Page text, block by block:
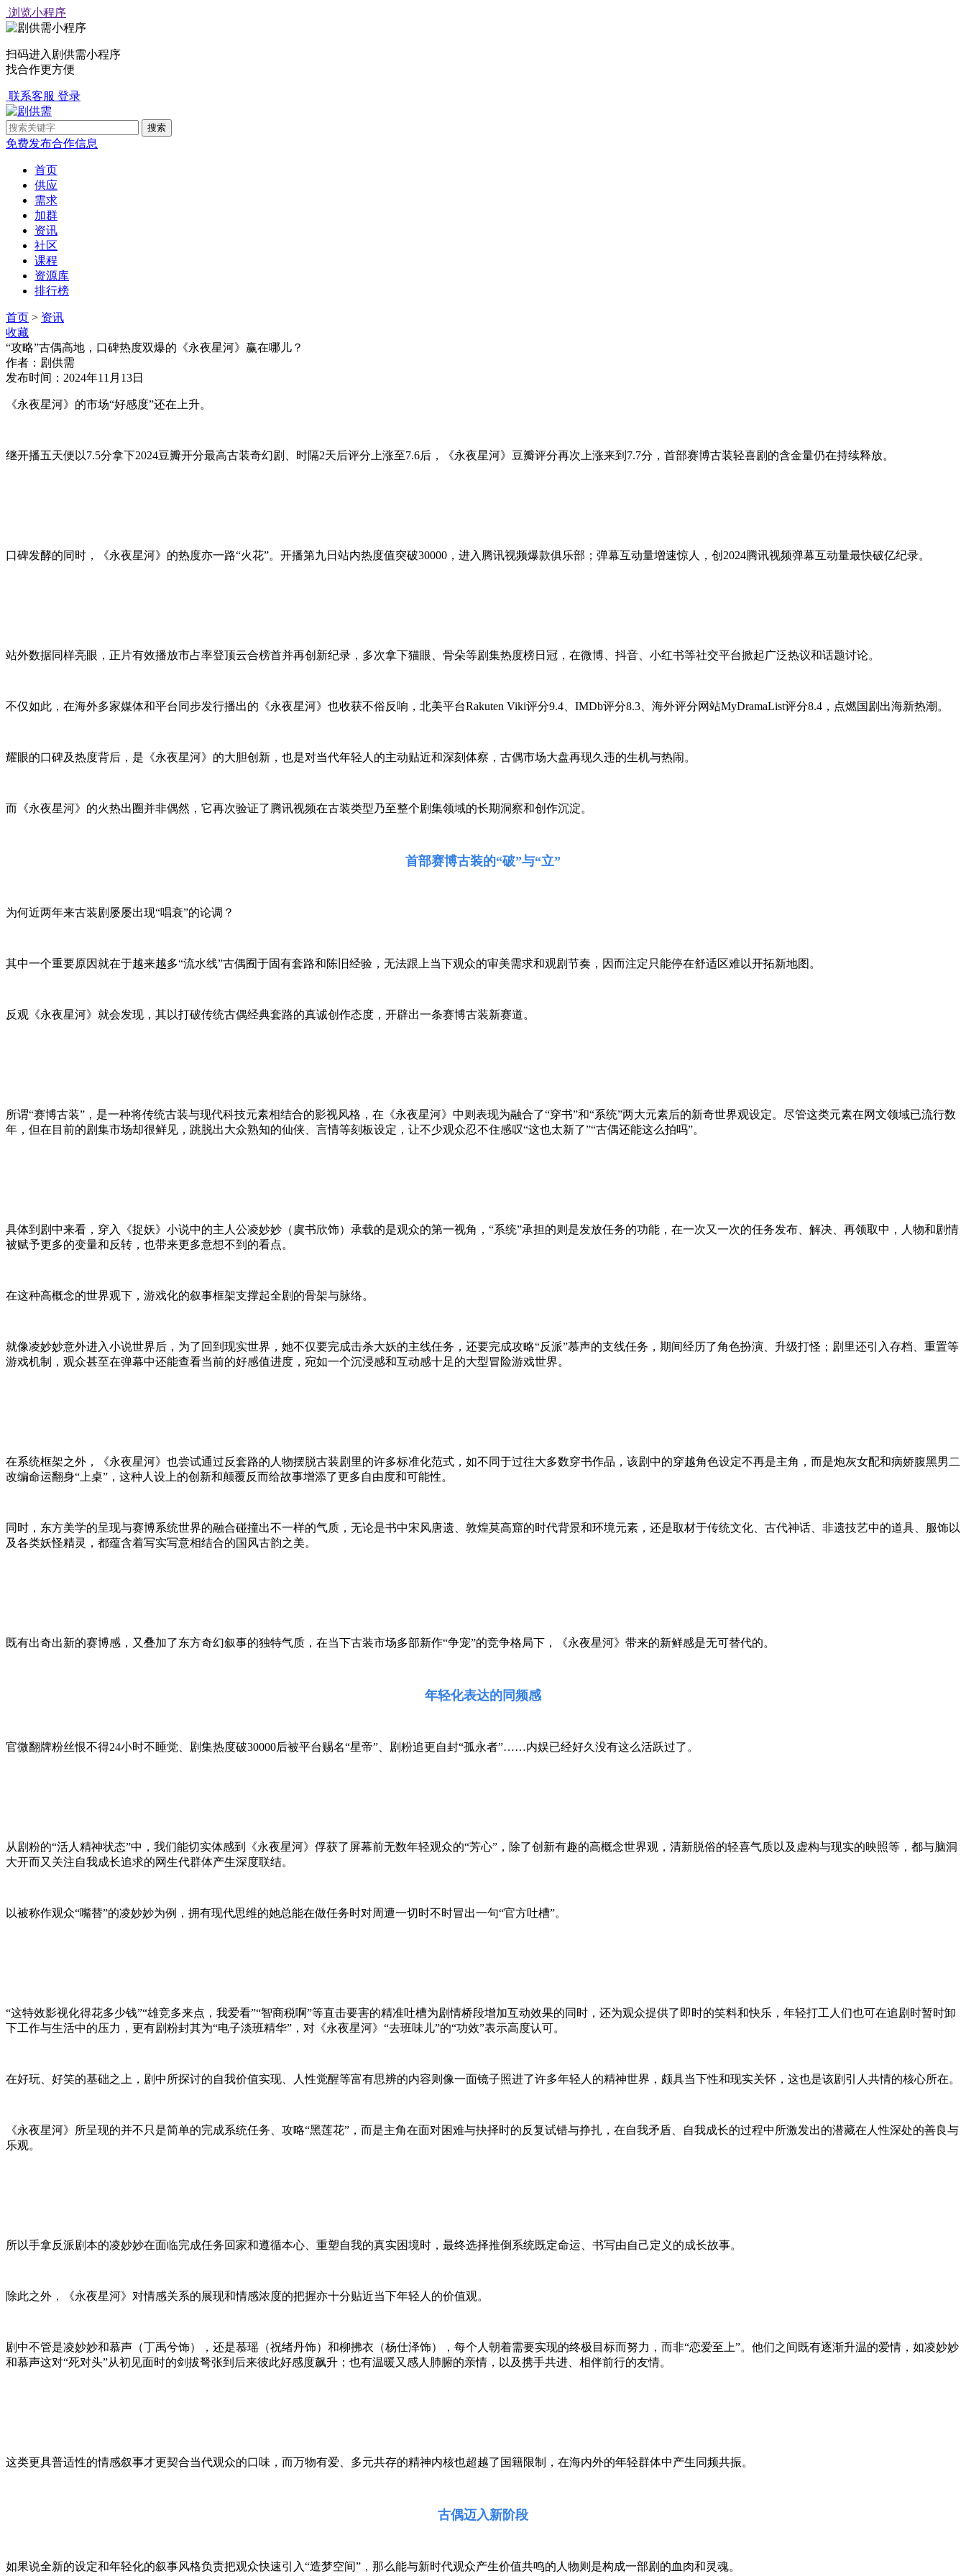
浏览小程序
扫码进入剧供需小程序
找合作更方便
联系客服 登录
免费发布合作信息
首页
供应
需求
加群
资讯
社区
课程
资源库
排行榜
首页 > 资讯
收藏
“攻略”古偶高地，口碑热度双爆的《永夜星河》赢在哪儿？
作者： 剧供需
发布时间： 2024年11月13日
《永夜星河》的市场“好感度”还在上升。
继开播五天便以7.5分拿下2024豆瓣开分最高古装奇幻剧、时隔2天后评分上涨至7.6后，《永夜星河》豆瓣评分再次上涨来到7.7分，首部赛博古装轻喜剧的含金量仍在持续释放。
口碑发酵的同时，《永夜星河》的热度亦一路“火花”。开播第九日站内热度值突破30000，进入腾讯视频爆款俱乐部；弹幕互动量增速惊人，创2024腾讯视频弹幕互动量最快破亿纪录。
站外数据同样亮眼，正片有效播放市占率登顶云合榜首并再创新纪录，多次拿下猫眼、骨朵等剧集热度榜日冠，在微博、抖音、小红书等社交平台掀起广泛热议和话题讨论。
不仅如此，在海外多家媒体和平台同步发行播出的《永夜星河》也收获不俗反响，北美平台Rakuten Viki评分9.4、IMDb评分8.3、海外评分网站MyDramaList评分8.4，点燃国剧出海新热潮。
耀眼的口碑及热度背后，是《永夜星河》的大胆创新，也是对当代年轻人的主动贴近和深刻体察，古偶市场大盘再现久违的生机与热闹。
而《永夜星河》的火热出圈并非偶然，它再次验证了腾讯视频在古装类型乃至整个剧集领域的长期洞察和创作沉淀。
首部赛博古装的“破”与“立”
为何近两年来古装剧屡屡出现“唱衰”的论调？
其中一个重要原因就在于越来越多“流水线”古偶囿于固有套路和陈旧经验，无法跟上当下观众的审美需求和观剧节奏，因而注定只能停在舒适区难以开拓新地图。
反观《永夜星河》就会发现，其以打破传统古偶经典套路的真诚创作态度，开辟出一条赛博古装新赛道。
所谓“赛博古装”，是一种将传统古装与现代科技元素相结合的影视风格，在《永夜星河》中则表现为融合了“穿书”和“系统”两大元素后的新奇世界观设定。尽管这类元素在网文领域已流行数
年，但在目前的剧集市场却很鲜见，跳脱出大众熟知的仙侠、言情等刻板设定，让不少观众忍不住感叹“这也太新了”“古偶还能这么拍吗”。
具体到剧中来看，穿入《捉妖》小说中的主人公凌妙妙（虞书欣饰）承载的是观众的第一视角，“系统”承担的则是发放任务的功能，在一次又一次的任务发布、解决、再领取中，人物和剧情
被赋予更多的变量和反转，也带来更多意想不到的看点。
在这种高概念的世界观下，游戏化的叙事框架支撑起全剧的骨架与脉络。
就像凌妙妙意外进入小说世界后，为了回到现实世界，她不仅要完成击杀大妖的主线任务，还要完成攻略“反派”慕声的支线任务，期间经历了角色扮演、升级打怪；剧里还引入存档、重置等
游戏机制，观众甚至在弹幕中还能查看当前的好感值进度，宛如一个沉浸感和互动感十足的大型冒险游戏世界。
在系统框架之外，《永夜星河》也尝试通过反套路的人物摆脱古装剧里的许多标准化范式，如不同于过往大多数穿书作品，该剧中的穿越角色设定不再是主角，而是炮灰女配和病娇腹黑男二
改编命运翻身“上桌”，这种人设上的创新和颠覆反而给故事增添了更多自由度和可能性。
同时，东方美学的呈现与赛博系统世界的融合碰撞出不一样的气质，无论是书中宋风唐遗、敦煌莫高窟的时代背景和环境元素，还是取材于传统文化、古代神话、非遗技艺中的道具、服饰以
及各类妖怪精灵，都蕴含着写实写意相结合的国风古韵之美。
既有出奇出新的赛博感，又叠加了东方奇幻叙事的独特气质，在当下古装市场多部新作“争宠”的竞争格局下，《永夜星河》带来的新鲜感是无可替代的。
年轻化表达的同频感
官微翻牌粉丝恨不得24小时不睡觉、剧集热度破30000后被平台赐名“星帝”、剧粉追更自封“孤永者”……内娱已经好久没有这么活跃过了。
从剧粉的“活人精神状态”中，我们能切实体感到《永夜星河》俘获了屏幕前无数年轻观众的“芳心”，除了创新有趣的高概念世界观，清新脱俗的轻喜气质以及虚构与现实的映照等，都与脑洞
大开而又关注自我成长追求的网生代群体产生深度联结。
以被称作观众“嘴替”的凌妙妙为例，拥有现代思维的她总能在做任务时对周遭一切时不时冒出一句“官方吐槽”。
“这特效影视化得花多少钱”“雄竞多来点，我爱看”“智商税啊”等直击要害的精准吐槽为剧情桥段增加互动效果的同时，还为观众提供了即时的笑料和快乐，年轻打工人们也可在追剧时暂时卸
下工作与生活中的压力，更有剧粉封其为“电子淡班精华”，对《永夜星河》“去班味儿”的“功效”表示高度认可。
在好玩、好笑的基础之上，剧中所探讨的自我价值实现、人性觉醒等富有思辨的内容则像一面镜子照进了许多年轻人的精神世界，颇具当下性和现实关怀，这也是该剧引人共情的核心所在。
《永夜星河》所呈现的并不只是简单的完成系统任务、攻略“黑莲花”，而是主角在面对困难与抉择时的反复试错与挣扎，在自我矛盾、自我成长的过程中所激发出的潜藏在人性深处的善良与
乐观。
所以手拿反派剧本的凌妙妙在面临完成任务回家和遵循本心、重塑自我的真实困境时，最终选择推倒系统既定命运、书写由自己定义的成长故事。
除此之外，《永夜星河》对情感关系的展现和情感浓度的把握亦十分贴近当下年轻人的价值观。
剧中不管是凌妙妙和慕声（丁禹兮饰），还是慕瑶（祝绪丹饰）和柳拂衣（杨仕泽饰），每个人朝着需要实现的终极目标而努力，而非“恋爱至上”。他们之间既有逐渐升温的爱情，如凌妙妙
和慕声这对“死对头”从初见面时的剑拔弩张到后来彼此好感度飙升；也有温暖又感人肺腑的亲情，以及携手共进、相伴前行的友情。
这类更具普适性的情感叙事才更契合当代观众的口味，而万物有爱、多元共存的精神内核也超越了国籍限制，在海内外的年轻群体中产生同频共振。
古偶迈入新阶段
如果说全新的设定和年轻化的叙事风格负责把观众快速引入“造梦空间”，那么能与新时代观众产生价值共鸣的人物则是构成一部剧的血肉和灵魂。